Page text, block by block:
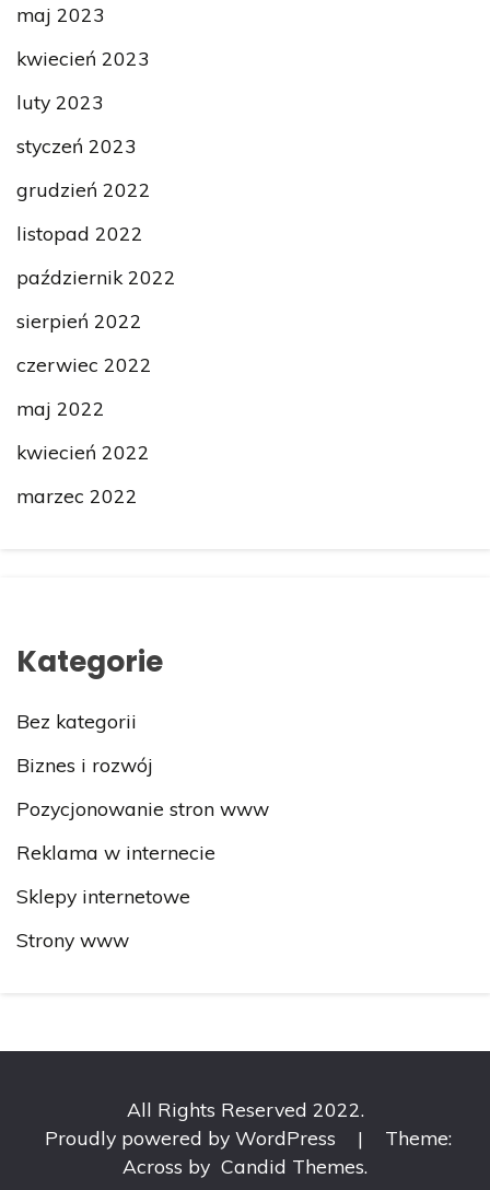
maj 2023
kwiecień 2023
luty 2023
styczeń 2023
grudzień 2022
listopad 2022
październik 2022
sierpień 2022
czerwiec 2022
maj 2022
kwiecień 2022
marzec 2022
Kategorie
Bez kategorii
Biznes i rozwój
Pozycjonowanie stron www
Reklama w internecie
Sklepy internetowe
Strony www
All Rights Reserved 2022.
Proudly powered by WordPress
|
Theme:
Across by Candid Themes.